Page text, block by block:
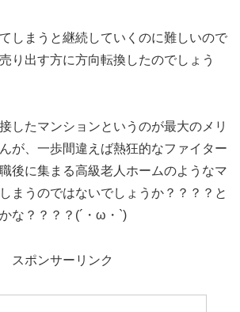
しまうと継続していくのに難しいので
り出す方に方向転換したのでしょう
したマンションというのが最大のメリ
が、一歩間違えば熱狂的なファイター
後に集まる高級老人ホームのようなマ
まうのではないでしょうか？？？？と
な？？？？(´・ω・`)
スポンサーリンク